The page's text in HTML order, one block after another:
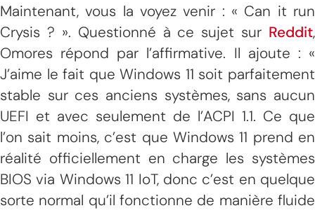
Maintenant, vous la voyez venir : « Can it run
Crysis ? ». Questionné à ce sujet sur Reddit,
Omores répond par l’affirmative. Il ajoute : «
J’aime le fait que Windows 11 soit parfaitement
stable sur ces anciens systèmes, sans aucun
UEFI et avec seulement de l’ACPI 1.1. Ce que
l’on sait moins, c’est que Windows 11 prend en
réalité officiellement en charge les systèmes
BIOS via Windows 11 IoT, donc c’est en quelque
sorte normal qu’il fonctionne de manière fluide